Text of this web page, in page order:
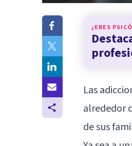
¿ERES
Las
alrededor
de sus